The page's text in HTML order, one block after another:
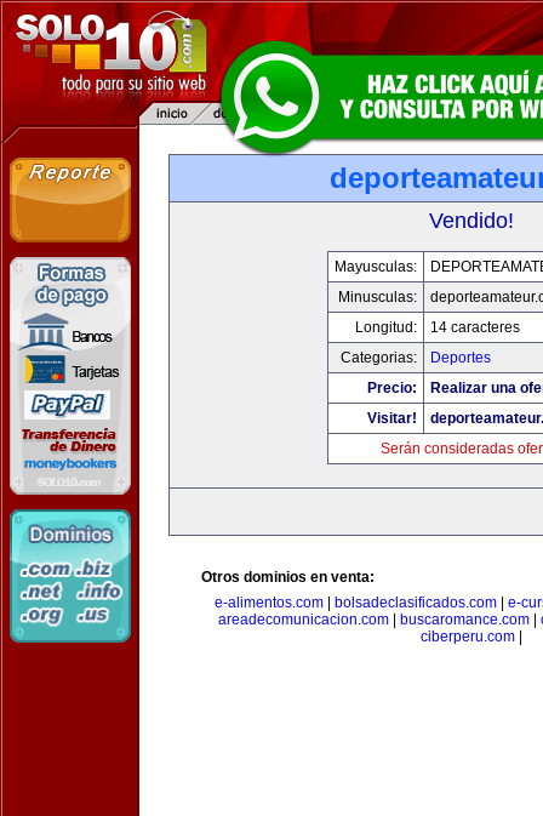
Vendido!
Mayusculas:
Minusculas:
Longitud:
14 caracteres
Categorias:
Deportes
Precio:
Realizar una
Visitar!
Serán consideradas
Otros dominios en venta:
e-alimentos.com| bolsadeclasificados.com| e-
areadecomunicacion.com| buscaromance.com|
ciberperu.com